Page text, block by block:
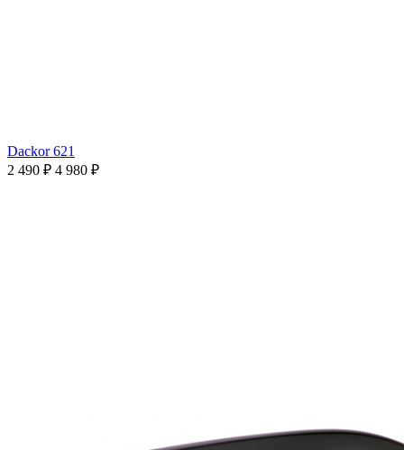
Dackor 621
2 490 ₽ 4 980 ₽